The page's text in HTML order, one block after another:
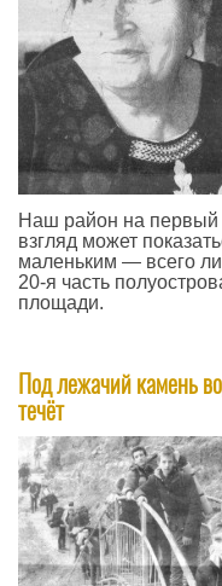
Наш район на первый
взгляд может
маленьким — всего
20-я часть
площади.
Под лежачий камень
течёт